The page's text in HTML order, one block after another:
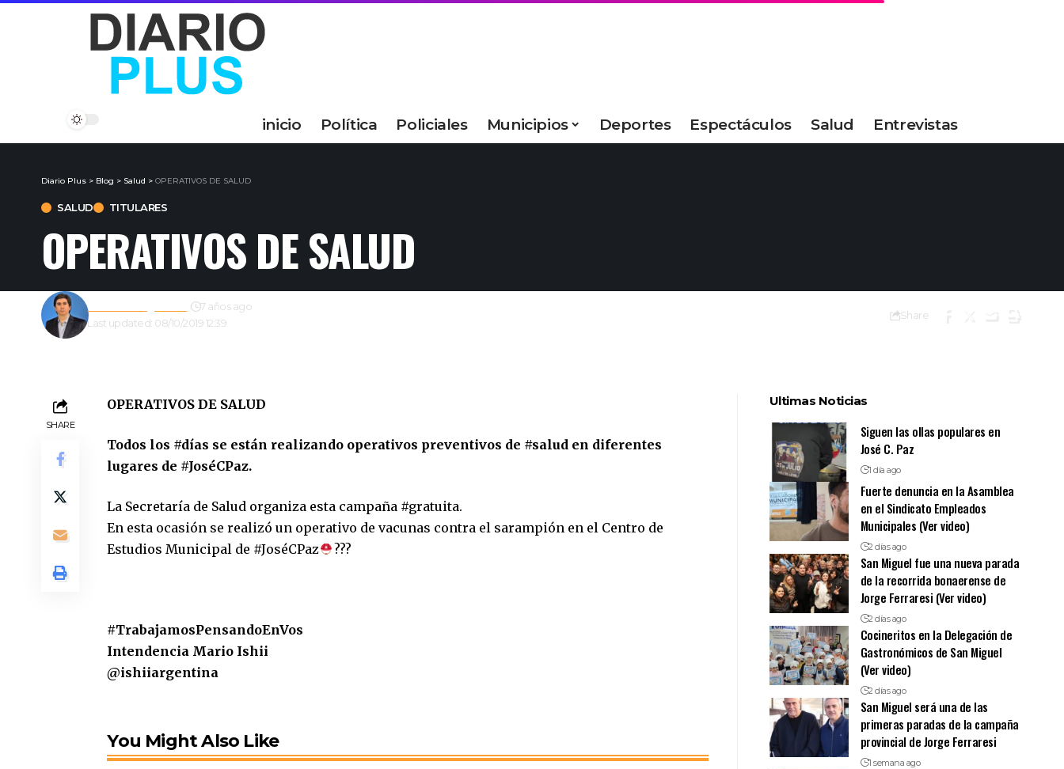
inicio Política Policiales Municipios Deportes Espectáculos Salud Entrevistas
Diario Plus > Blog > Salud > OPERATIVOS DE SALUD
SALUD TITULARES
OPERATIVOS DE SALUD
Last updated: 08/10/2019 12:39
Gustavo Estigarribia 7 años ago
Share
SHARE
OPERATIVOS DE SALUD
Todos los #días se están realizando operativos preventivos de #salud en diferentes
lugares de #JoséCPaz.
La Secretaría de Salud organiza esta campaña #gratuita.
En esta ocasión se realizó un operativo de vacunas contra el sarampión en el Centro de
Estudios Municipal de #JoséCPaz
?‍?‍?
#TrabajamosPensandoEnVos
Intendencia Mario Ishii
@ishiiargentina
You Might Also Like
Ultimas Noticias
Siguen las ollas populares en
José C. Paz
1 día ago
Fuerte denuncia en la Asamblea
en el Sindicato Empleados
Municipales (Ver video)
2 días ago
San Miguel fue una nueva parada
de la recorrida bonaerense de
Jorge Ferraresi (Ver video)
2 días ago
Cocineritos en la Delegación de
Gastronómicos de San Miguel
(Ver video)
2 días ago
San Miguel será una de las
primeras paradas de la campaña
provincial de Jorge Ferraresi
1 semana ago